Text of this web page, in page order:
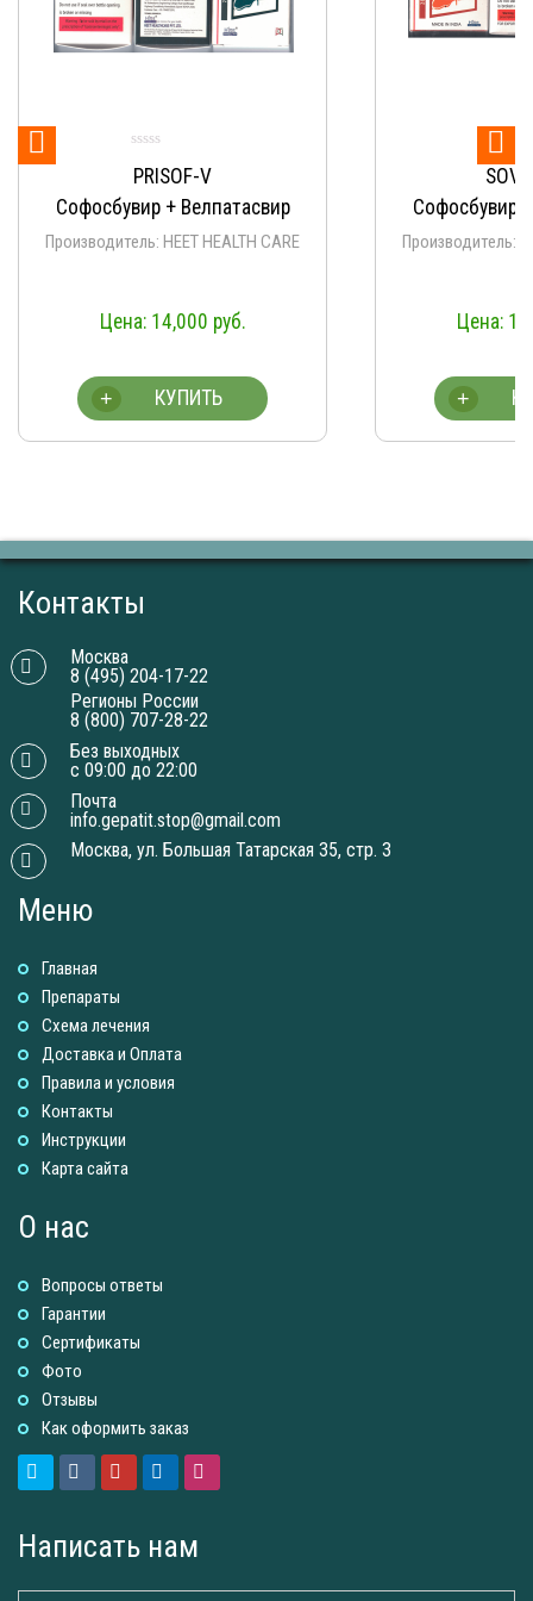
PRISOF-V
Софосбувир + Велпатасвир
Производитель: HEET HEALTH CARE
14,000 руб.
КУПИТЬ
+
Софосбувир
Производитель:
+
 
Контакты
Москва
8 (495) 204-17-22
Регионы России
8 (800) 707-28-22
Без выходных
с 09:00 до 22:00
Почта
info.gepatit.stop@gmail.com
Москва, ул. Большая Татарская 35, стр. 3
Меню
Главная
Препараты
Схема лечения
Доставка и Оплатa
Правила и условия
Контакты
Инструкции
Карта сайта
О нас
Вопросы ответы
Гарантии
Сертификаты
Фото
Отзывы
Как оформить заказ
Написать нам